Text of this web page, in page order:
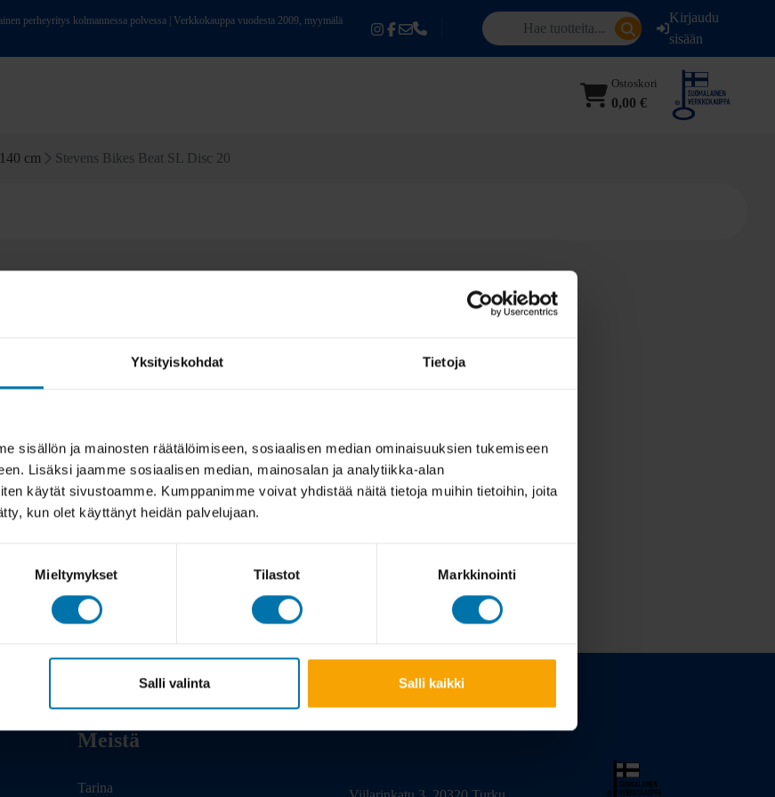
Yksityiskohdat Tietoja
sisällön ja mainosten räätälöimiseen, sosiaalisen median ominaisuuksien tukemiseen
Lisäksi jaamme sosiaalisen median, mainosalan ja analytiikka-alan
käytät sivustoamme. Kumppanimme voivat yhdistää näitä tietoja muihin tietoihin, joita
kun olet käyttänyt heidän palvelujaan.
Mieltymykset Tilastot Markkinointi
Salli valinta Salli kaikki
perheyritys kolmannessa polvessa | Verkkokauppa vuodesta 2009, myymälä
Kirjaudu
sisään
Ostoskori
0,00 €
cm Stevens Bikes Beat SL Disc 20
Meistä
Tarina